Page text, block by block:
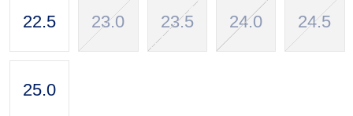
22.5 23.0 23.5 24.0 24.5
25.0